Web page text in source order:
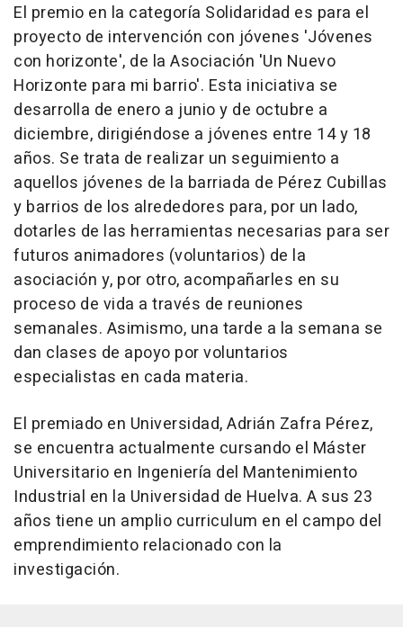
El premio en la categoría Solidaridad es para el
proyecto de intervención con jóvenes 'Jóvenes
con horizonte', de la Asociación 'Un Nuevo
Horizonte para mi barrio'. Esta iniciativa se
desarrolla de enero a junio y de octubre a
diciembre, dirigiéndose a jóvenes entre 14 y 18
años. Se trata de realizar un seguimiento a
aquellos jóvenes de la barriada de Pérez Cubillas
y barrios de los alrededores para, por un lado,
dotarles de las herramientas necesarias para ser
futuros animadores (voluntarios) de la
asociación y, por otro, acompañarles en su
proceso de vida a través de reuniones
semanales. Asimismo, una tarde a la semana se
dan clases de apoyo por voluntarios
especialistas en cada materia.
El premiado en Universidad, Adrián Zafra Pérez,
se encuentra actualmente cursando el Máster
Universitario en Ingeniería del Mantenimiento
Industrial en la Universidad de Huelva. A sus 23
años tiene un amplio curriculum en el campo del
emprendimiento relacionado con la
investigación.